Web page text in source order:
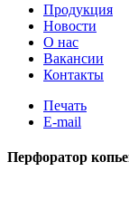
Продукция
Новости
О нас
Вакансии
Контакты
Печать
E-mail
Перфоратор